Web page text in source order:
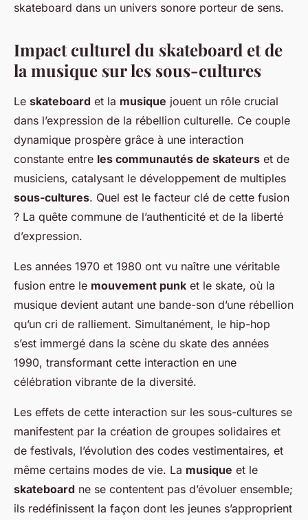
skateboard dans un univers sonore porteur de sens.
Impact culturel du skateboard et de
la musique sur les sous-cultures
Le skateboard et la musique jouent un rôle crucial
dans l’expression de la rébellion culturelle. Ce couple
dynamique prospère grâce à une interaction
constante entre les communautés de skateurs et de
musiciens, catalysant le développement de multiples
sous-cultures. Quel est le facteur clé de cette fusion
? La quête commune de l’authenticité et de la liberté
d’expression.
Les années 1970 et 1980 ont vu naître une véritable
fusion entre le mouvement punk et le skate, où la
musique devient autant une bande-son d’une rébellion
qu’un cri de ralliement. Simultanément, le hip-hop
s’est immergé dans la scène du skate des années
1990, transformant cette interaction en une
célébration vibrante de la diversité.
Les effets de cette interaction sur les sous-cultures se
manifestent par la création de groupes solidaires et
de festivals, l’évolution des codes vestimentaires, et
même certains modes de vie. La musique et le
skateboard ne se contentent pas d’évoluer ensemble;
ils redéfinissent la façon dont les jeunes s’approprient